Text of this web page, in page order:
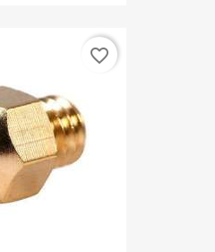
favorite_border